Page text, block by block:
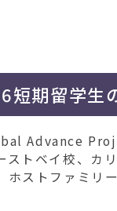
短期留学生
Advance
ストベイ校、カ
ホストファミリ